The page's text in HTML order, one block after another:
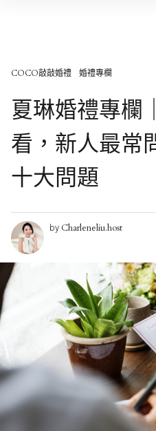
COCO敲敲婚禮 婚禮專欄
夏琳婚禮專欄
看，新人最常
十大問題
by Charleneliu.host